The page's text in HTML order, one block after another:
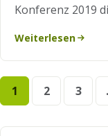
Konferenz 2019
Weiterlesen
der
Beiträge
1 2 3